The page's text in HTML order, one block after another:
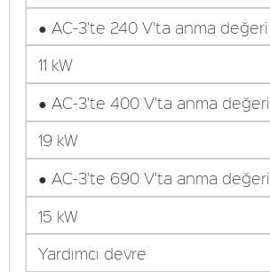
● AC-3'te 240 V'ta anma değeri
11 kW
● AC-3'te 400 V'ta anma değeri
19 kW
● AC-3'te 690 V'ta anma değeri
15 kW
Yardımcı devre